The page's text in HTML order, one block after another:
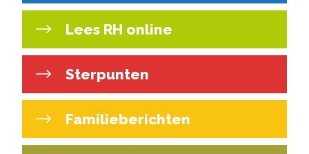
Lees RH online
Sterpunten
Familieberichten